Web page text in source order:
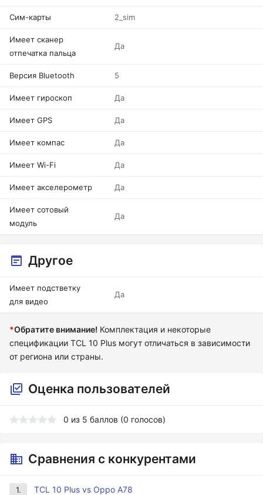
Сим-карты 2_sim
Имеет сканер
отпечатка пальца
Да
Версия Bluetooth 5
Имеет гироскоп Да
Имеет GPS Да
Имеет компас Да
Имеет Wi-Fi Да
Имеет акселерометр Да
Имеет сотовый
модуль
Да
Другое
Имеет подстветку
для видео
Да
*Обратите внимание! Комплектация и некоторые
спецификации TCL 10 Plus могут отличаться в зависимости
от региона или страны.
Оценка пользователей
0 из 5 баллов (0 голосов)
Сравнения с конкурентами
1. TCL 10 Plus vs Oppo A78